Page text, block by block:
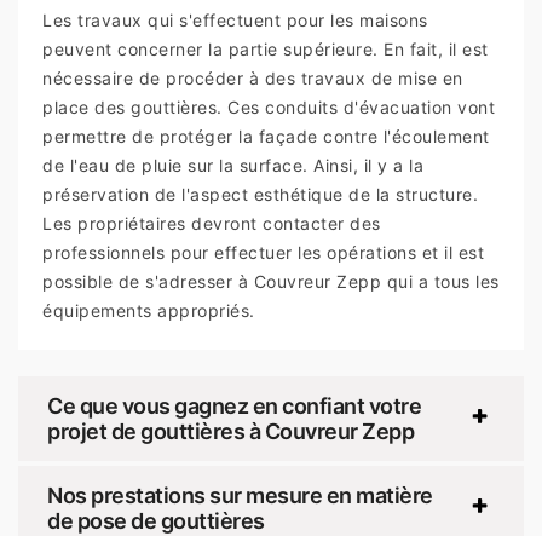
Les travaux qui s'effectuent pour les maisons
peuvent concerner la partie supérieure. En fait, il est
nécessaire de procéder à des travaux de mise en
place des gouttières. Ces conduits d'évacuation vont
permettre de protéger la façade contre l'écoulement
de l'eau de pluie sur la surface. Ainsi, il y a la
préservation de l'aspect esthétique de la structure.
Les propriétaires devront contacter des
professionnels pour effectuer les opérations et il est
possible de s'adresser à Couvreur Zepp qui a tous les
équipements appropriés.
Ce que vous gagnez en confiant votre
projet de gouttières à Couvreur Zepp
Nos prestations sur mesure en matière
de pose de gouttières